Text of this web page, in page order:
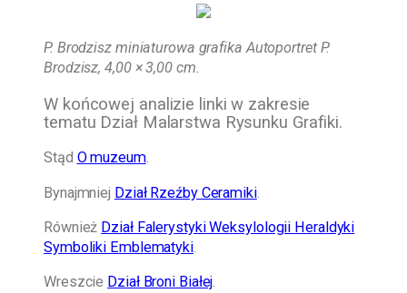
P. Brodzisz miniaturowa grafika Autoportret P.
Brodzisz, 4,00 × 3,00 cm.
W końcowej analizie linki w zakresie
tematu Dział Malarstwa Rysunku Grafiki.
Stąd O muzeum.
Bynajmniej Dział Rzeźby Ceramiki.
Również Dział Falerystyki Weksylologii Heraldyki
Symboliki Emblematyki.
Wreszcie Dział Broni Białej.